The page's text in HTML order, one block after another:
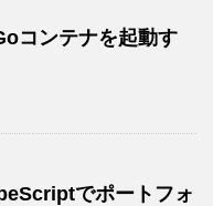
コンテナを起動す
でポートフォ